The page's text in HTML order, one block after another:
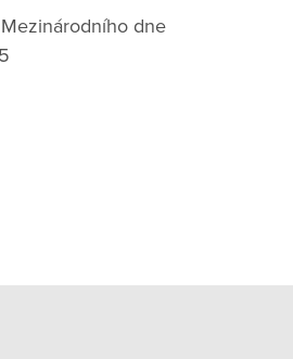
dne